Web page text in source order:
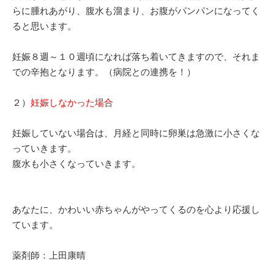
らに腫れあがり、腹水も溜まり、お腹がパンパンになってく
ると思います。
妊娠８週～１０週頃になれば落ち着いてきますので、それま
での辛抱となります。（病院との連携を！）
２） 妊娠しなかった場合
妊娠していない場合は、月経と同時に卵巣は急激に小さくな
っていきます。
腹水も小さくなっていきます。
あなたに、かわいい赤ちゃんがやってくるのを心より応援し
ています。
薬剤師：上田康晴